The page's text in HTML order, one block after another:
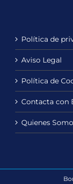
Política de
Aviso Legal
Política de
Contacta con
Quienes